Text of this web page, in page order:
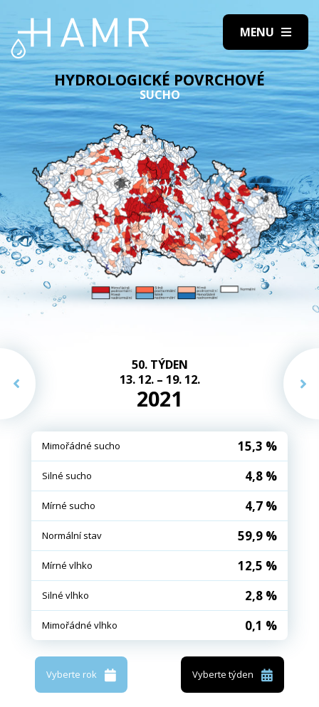
HYDROLOGICKÉ POVRCHOVÉ
SUCHO
50. TÝDEN
13. 12. – 19. 12.
2021
Mimořádné sucho 15,3 %
Silné sucho 4,8 %
Mírné sucho 4,7 %
Normální stav 59,9 %
Mírné vlhko 12,5 %
Silné vlhko 2,8 %
Mimořádné vlhko 0,1 %
Vyberte rok Vyberte týden